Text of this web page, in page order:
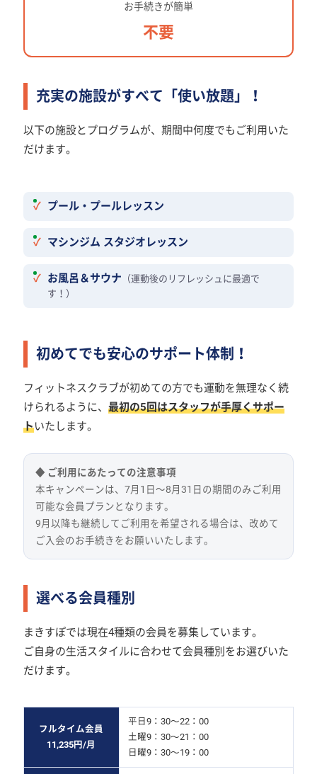
お手続きが簡単
不要
充実の施設がすべて「使い放題」！
以下の施設とプログラムが、期間中何度でもご利用いた
だけます。
プール・プールレッスン
マシンジム スタジオレッスン
お風呂＆サウナ （運動後のリフレッシュに最適で
す！）
初めてでも安心のサポート体制！
フィットネスクラブが初めての方でも運動を無理なく続
けられるように、 最初の5回はスタッフが手厚くサポー
トいたします。
◆ ご利用にあたっての注意事項
本キャンペーンは、7月1日〜8月31日の期間のみご利用
可能な会員プランとなります。
9月以降も継続してご利用を希望される場合は、改めて
ご入会のお手続きをお願いいたします。
選べる会員種別
まきすぽでは現在4種類の会員を募集しています。
ご自身の生活スタイルに合わせて会員種別をお選びいた
だけます。
フルタイム会員
11,235円/月
平日9：30～22：00
土曜9：30～21：00
日曜9：30～19：00